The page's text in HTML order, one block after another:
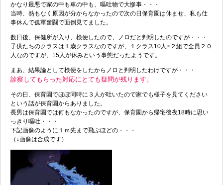
かなり最悪で家の中も車の中も、嘔吐物で大惨事・・・
当時、熱もなく原因が分からなかったので次の日保育園は休ませ、私も仕
事休んで孤軍奮闘で面倒見てました。
数日後、保健所が入り、検便したので、ノロだと判明したのですが・・・
子供たちのクラスは１歳クラスなのですが、１クラス10人×２組で全員２０
人なのですが、15人が休みという事態だったようです。
まあ、結果論として検便をしたからノロと判明したわけですが・・・
診察してもらった対応にとても疑問が残ります。
その日、保育園でほぼ同時に３人が吐いたので家でも様子を見てください
という話が保育園からありました。
長男は保育園では何もなかったのですが、保育園から帰宅後夜18時に思い
っきり嘔吐・・・
下記画像のように１ｍ先まで飛ぶほどの・・・
（↓画像は合成です）